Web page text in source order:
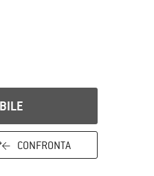
CONFRONTA